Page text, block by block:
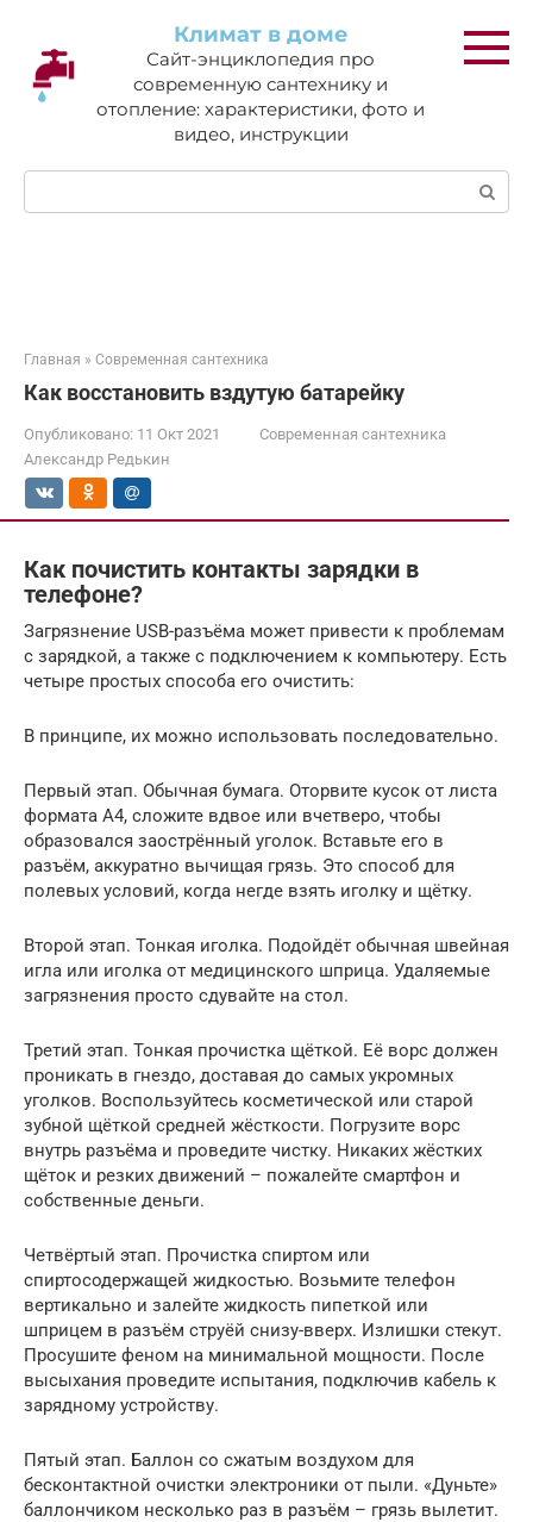
контенту
Климат в доме
Сайт-энциклопедия про
современную сантехнику и
отопление: характеристики, фото и
видео, инструкции
Поиск:
Главная » Современная сантехника
Как восстановить вздутую батарейку
Опубликовано: 11 Окт 2021
Современная сантехника
Александр Редькин
Как почистить контакты зарядки в
телефоне?
Загрязнение USB-разъёма может привести к проблемам
с зарядкой, а также с подключением к компьютеру. Есть
четыре простых способа его очистить:
В принципе, их можно использовать последовательно.
Первый этап. Обычная бумага. Оторвите кусок от листа
формата А4, сложите вдвое или вчетверо, чтобы
образовался заострённый уголок. Вставьте его в
разъём, аккуратно вычищая грязь. Это способ для
полевых условий, когда негде взять иголку и щётку.
Второй этап. Тонкая иголка. Подойдёт обычная швейная
игла или иголка от медицинского шприца. Удаляемые
загрязнения просто сдувайте на стол.
Третий этап. Тонкая прочистка щёткой. Её ворс должен
проникать в гнездо, доставая до самых укромных
уголков. Воспользуйтесь косметической или старой
зубной щёткой средней жёсткости. Погрузите ворс
внутрь разъёма и проведите чистку. Никаких жёстких
щёток и резких движений – пожалейте смартфон и
собственные деньги.
Четвёртый этап. Прочистка спиртом или
спиртосодержащей жидкостью. Возьмите телефон
вертикально и залейте жидкость пипеткой или
шприцем в разъём струёй снизу-вверх. Излишки стекут.
Просушите феном на минимальной мощности. После
высыхания проведите испытания, подключив кабель к
зарядному устройству.
Пятый этап. Баллон со сжатым воздухом для
бесконтактной очистки электроники от пыли. «Дуньте»
баллончиком несколько раз в разъём – грязь вылетит.